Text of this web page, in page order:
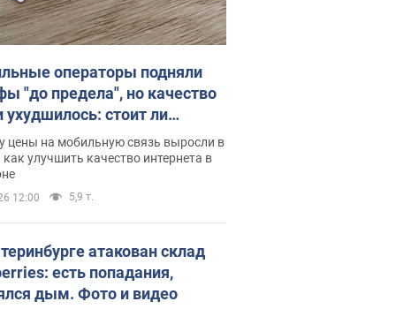
операторы подняли
"до предела", но качество
ухудшилось: стоит ли
на цены
цены на мобильную связь выросли в
улучшить качество интернета в
12:00 5,9 т.
атакован склад
есть попадания,
дым. Фото и видео